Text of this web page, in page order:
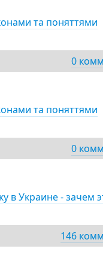
та поняттями
0
та поняттями
0
в Украине - зачем
146